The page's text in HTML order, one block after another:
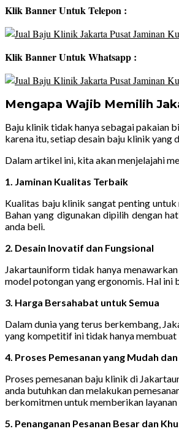
Klik Banner Untuk Telepon :
Klik Banner Untuk Whatsapp :
Mengapa Wajib Memilih
Baju klinik tidak hanya sebagai pakaian
karena itu, setiap desain baju klinik yang
Dalam artikel ini, kita akan menjelajahi
1. Jaminan Kualitas Terbaik
Kualitas baju klinik sangat penting
Bahan yang digunakan dipilih dengan
anda beli.
2. Desain Inovatif dan Fungsional
Jakartauniform tidak hanya
model potongan yang ergonomis. Hal ini
3. Harga Bersahabat untuk Semua
Dalam dunia yang terus berkembang,
yang kompetitif ini tidak hanya
4. Proses Pemesanan yang Mudah
Proses pemesanan baju klinik di
anda butuhkan dan melakukan
berkomitmen untuk memberikan layanan
5. Penanganan Pesanan Besar dan